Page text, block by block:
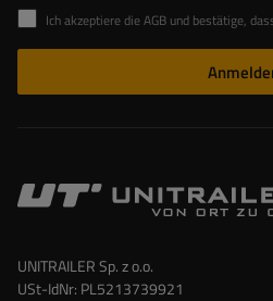
Ich akzeptiere die AGB und bestätige, dass ich die
UNITRAILER Sp. z o.o.
USt-IdNr: PL5213739921